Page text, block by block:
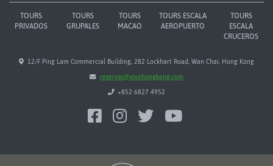
TOURS
PRIVADOS
TOURS
GRUPALES
TOURS
MACAO
TOURS ESCALA
AEROPUERTO
TOURS
ESCALA
CRUCEROS
12/F Ping Lam Commercial Building, 282 Lockhart Road, Wan Chai, Hong Kong
reservas@vivehongkong.com
+852 6827 4952